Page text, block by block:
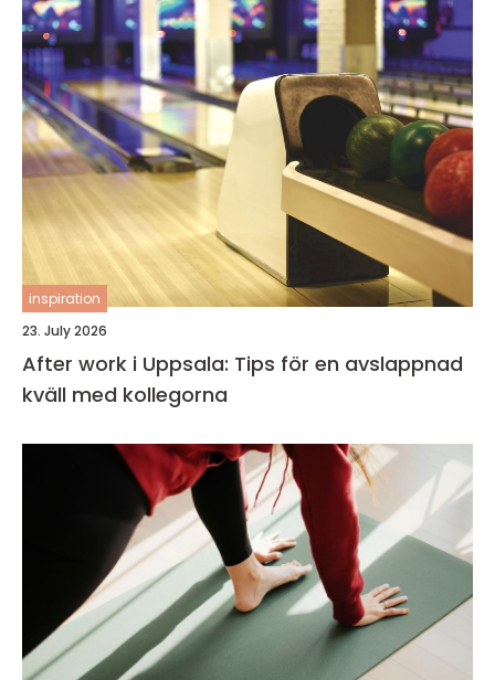
inspiration
23. July 2026
After work i Uppsala: Tips för en avslappnad
kväll med kollegorna